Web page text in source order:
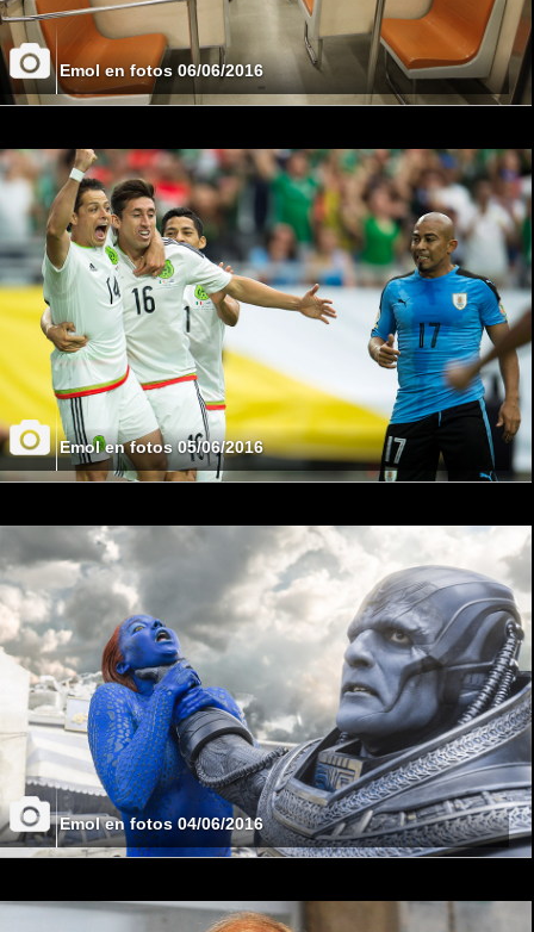
Emol en fotos 06/06/2016
Emol en fotos 05/06/2016
Emol en fotos 04/06/2016